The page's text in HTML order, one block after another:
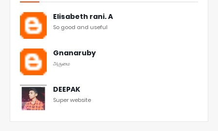
Elisabeth rani. A
So good and useful
Gnanaruby
அருமை
DEEPAK
Super website